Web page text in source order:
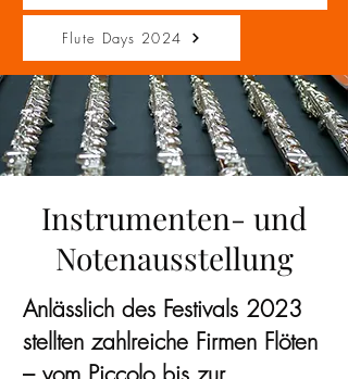
Flute Days 2024
Instrumenten- und
Notenausstellung
Anlässlich des Festivals 2023
stellten zahlreiche Firmen Flöten